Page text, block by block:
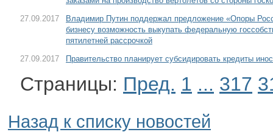
27.09.2017
Владимир Путин поддержал предложение «Опоры
бизнесу возможность выкупать федеральную
пятилетней рассрочкой
27.09.2017
Правительство планирует субсидировать кредиты
Страницы: Пред. 1 ... 317
Назад к списку новостей